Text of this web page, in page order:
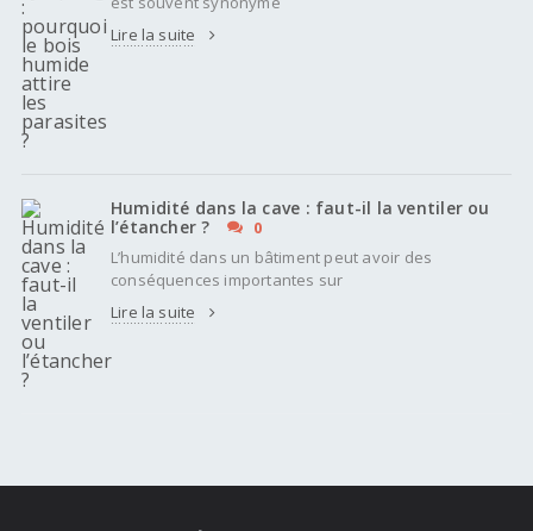
Lire la suite
Humidité dans la cave : faut-il la ventiler ou
l’étancher ?
0
L’humidité dans un bâtiment peut avoir des
conséquences importantes sur
Lire la suite